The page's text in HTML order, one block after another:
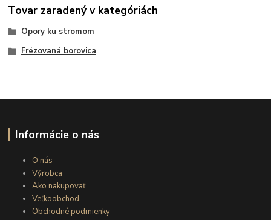
Tovar zaradený v kategóriách
Opory ku stromom
Frézovaná borovica
Informácie o nás
O nás
Výrobca
Ako nakupovať
Veľkoobchod
Obchodné podmienky